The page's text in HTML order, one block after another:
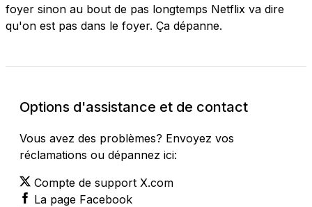
foyer sinon au bout de pas longtemps Netflix va dire
qu'on est pas dans le foyer. Ça dépanne.
Options d'assistance et de contact
Vous avez des problèmes? Envoyez vos
réclamations ou dépannez ici:
Compte de support X.com
La page Facebook